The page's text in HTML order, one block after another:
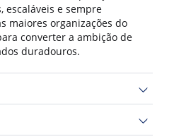
escaláveis e sempre
maiores organizações do
converter a ambição de
duradouros.